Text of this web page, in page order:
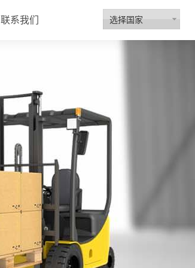
选择国家
联系我们